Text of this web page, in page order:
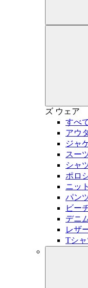
ズ ウェア
すべ
アウ
ジャ
スー
シャ
ポロ
ニッ
パン
ビー
デニ
レザ
Tシ